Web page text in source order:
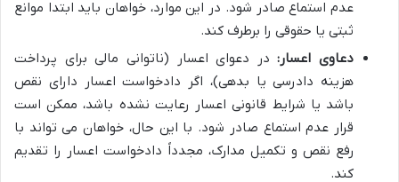
عدم استماع صادر شود. در این موارد، خواهان باید ابتدا موانع
ثبتی یا حقوقی را برطرف کند.
دعاوی اعسار:در دعوای اعسار (ناتوانی مالی برای پرداخت
هزینه دادرسی یا بدهی)، اگر دادخواست اعسار دارای نقص
باشد یا شرایط قانونی اعسار رعایت نشده باشد، ممکن است
قرار عدم استماع صادر شود. با این حال، خواهان می تواند با
رفع نقص و تکمیل مدارک، مجدداً دادخواست اعسار را تقدیم
کند.